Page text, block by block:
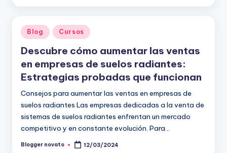
Publicado
en
Blog Cursos
Descubre cómo aumentar las ventas
en empresas de suelos radiantes:
Estrategias probadas que funcionan
Consejos para aumentar las ventas en empresas de
suelos radiantes Las empresas dedicadas a la venta de
sistemas de suelos radiantes enfrentan un mercado
competitivo y en constante evolución. Para…
Publicado
Blogger novato 12/03/2024